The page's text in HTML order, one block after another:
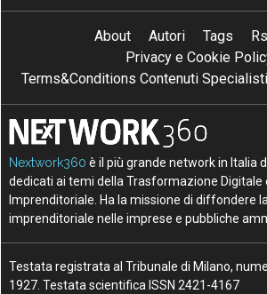
About Autori Tags
Privacy e Cookie
Terms&Conditions Contenuti
Nextwork360 è il più grande network in Italia
dedicati ai temi della Trasformazione Digitale
Imprenditoriale. Ha la missione di diffondere
imprenditoriale nelle imprese e pubbliche
Testata registrata al Tribunale di Milano,
1927. Testata scientifica ISSN 2421-4167